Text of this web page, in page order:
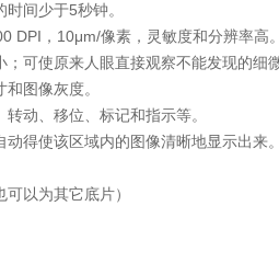
间少于5秒钟。
DPI，10μm/像素，灵敏度和分辨率高。
可使原来人眼直接观察不能发现的细
图像灰度。
动、移位、标记和指示等。
得使该区域内的图像清晰地显示出来。
以为其它底片）